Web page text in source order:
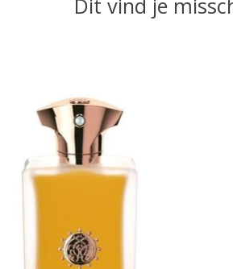
Dit vind je